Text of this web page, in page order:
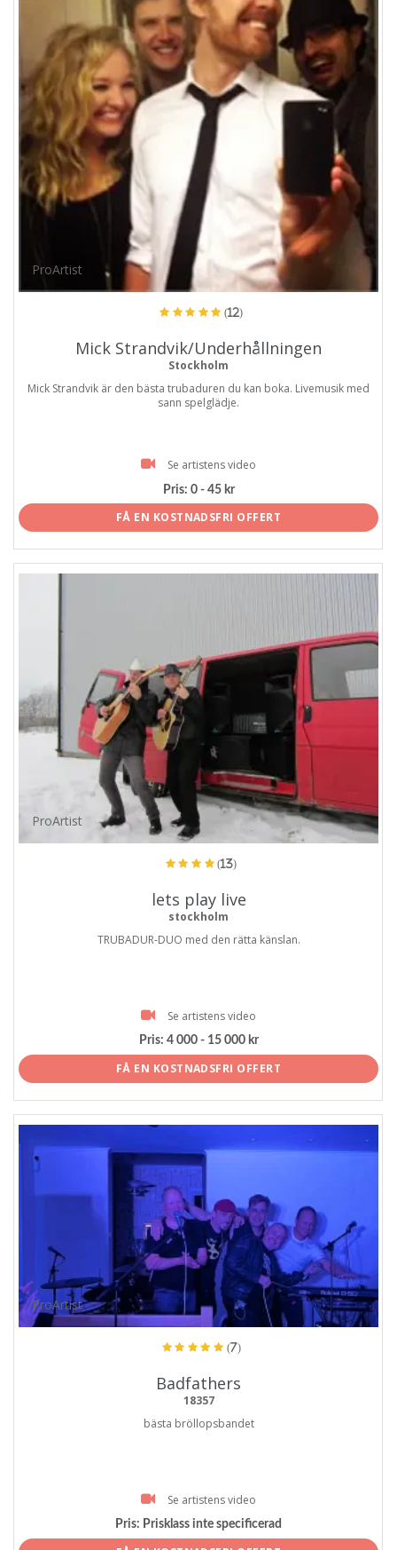
ProArtist
(12)
Mick Strandvik/Underhållningen
Stockholm
Mick Strandvik är den bästa trubaduren du kan boka. Livemusik med
sann spelglädje.
Se artistens video
Pris: 0 - 45 kr
FÅ EN KOSTNADSFRI OFFERT
ProArtist
(13)
lets play live
stockholm
TRUBADUR-DUO med den rätta känslan.
Se artistens video
Pris: 4 000 - 15 000 kr
FÅ EN KOSTNADSFRI OFFERT
ProArtist
(7)
Badfathers
18357
bästa bröllopsbandet
Se artistens video
Pris: Prisklass inte specificerad